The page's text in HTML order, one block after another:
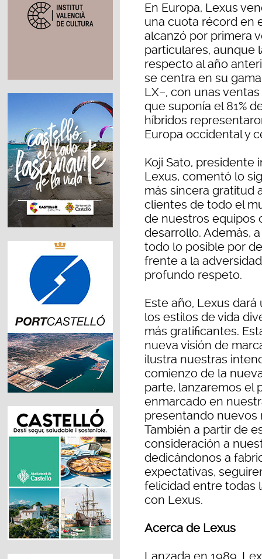
En Europa, Lexus
una cuota récord en
alcanzó por primera
particulares, aunque
respecto al año
se centra en su
LX–, con unas
que suponía el 81%
híbridos
Europa occidental y
Koji Sato, presidente
Lexus, comentó lo
más sincera gratitud
clientes de todo el
de nuestros equipos
desarrollo. Además,
todo lo posible por
frente a la
profundo respeto.
Este año, Lexus
los estilos de vida
más gratificantes.
nueva visión de
ilustra nuestras
comienzo de la
parte, lanzaremos el
enmarcado en
presentando nuevos
También a partir de
consideración a
dedicándonos a
expectativas,
felicidad entre todas
con Lexus.
Acerca de Lexus